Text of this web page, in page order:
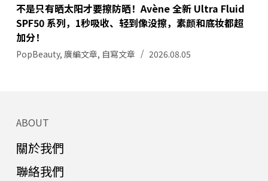
不是只有晒太阳才要擦防晒！Avène 全新 Ultra Fluid
SPF50 系列，1秒吸收、轻到像没擦，素颜和底妆都超
加分！
PopBeauty, 廣編文章, 自寫文章 2026.08.05
ABOUT
關於我們
聯絡我們